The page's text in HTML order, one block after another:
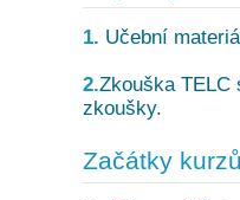
1. Učební
2.Zkouška TELC
zkoušky.
Začátky